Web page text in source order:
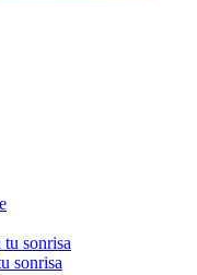
sonrisa
sonrisa